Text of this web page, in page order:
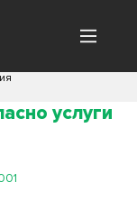
услуги